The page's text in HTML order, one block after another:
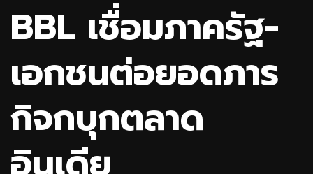
BBL เชื่อมภาครัฐ-
เอกชนต่อยอดภาร
กิจกบุกตลาด